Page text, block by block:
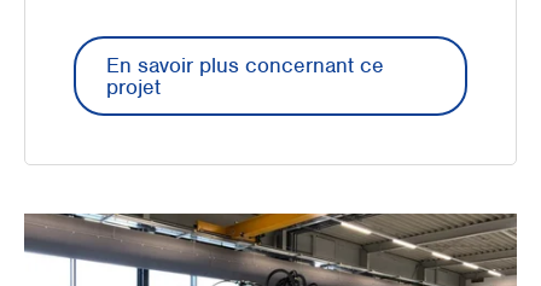
En savoir plus concernant ce
projet